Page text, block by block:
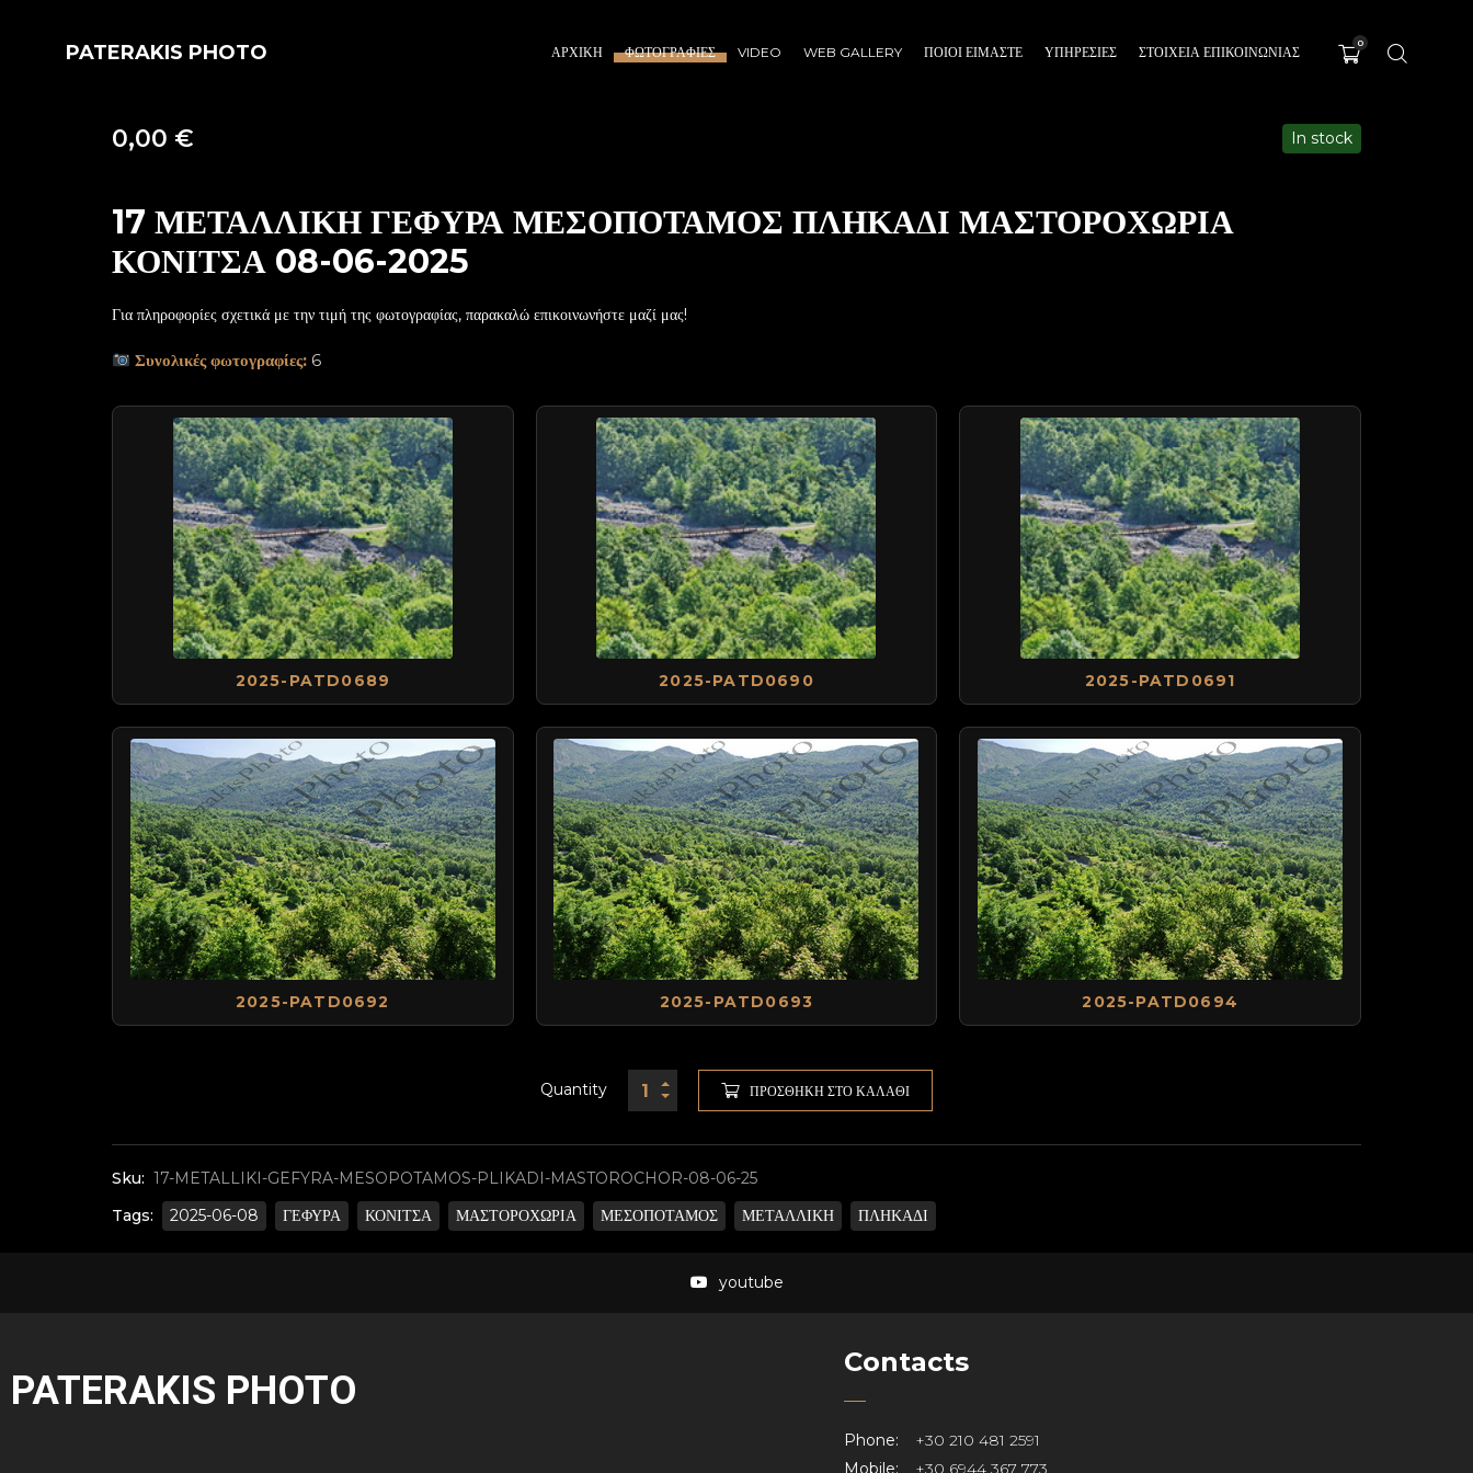
PATERAKIS PHOTO ΑΡΧΙΚΉ ΦΩΤΟΓΡΑΦΊΕΣ VIDEO WEB GALLERY ΠΟΙΟΙ ΕΊΜΑΣΤΕ ΥΠΗΡΕΣΊΕΣ ΣΤΟΙΧΕΙΑ ΕΠΙΚΟΙΝΩΝΙΑΣ
0
17 ΜΕΤΑΛΛΙΚΗ ΓΕΦΥΡΑ ΜΕΣΟΠΟΤΑΜΟΣ ΠΛΗΚΑΔΙ ΜΑΣΤΟΡΟΧΩΡΙΑ
ΚΟΝΙΤΣΑ 08-06-2025
0,00 € In stock
Sku: 17-METALLIKI-GEFYRA-MESOPOTAMOS-PLIKADI-MASTOROCHOR-08-06-25
Tags:
2025-06-08 ΓΕΦΥΡΑ ΚΟΝΙΤΣΑ ΜΑΣΤΟΡΟΧΩΡΙΑ ΜΕΣΟΠΟΤΑΜΟΣ ΜΕΤΑΛΛΙΚΗ ΠΛΗΚΑΔΙ
Για πληροφορίες σχετικά με την τιμή της φωτογραφίας, παρακαλώ επικοινωνήστε μαζί μας!
Quantity ΠΡΟΣΘΉΚΗ ΣΤΟ ΚΑΛΆΘΙ
Συνολικές φωτογραφίες: 6
2025-PATD0689 2025-PATD0690 2025-PATD0691
2025-PATD0692 2025-PATD0693 2025-PATD0694
youtube
PATERAKIS PHOTO
Contacts
Phone:
+30 210 481 2591
Mobile:
+30 6944 367 773